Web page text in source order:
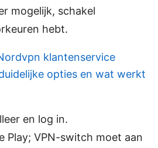
mogelijk, schakel
hebt.
klantenservice
opties en wat werkt
en log in.
Play; VPN-switch moet aan